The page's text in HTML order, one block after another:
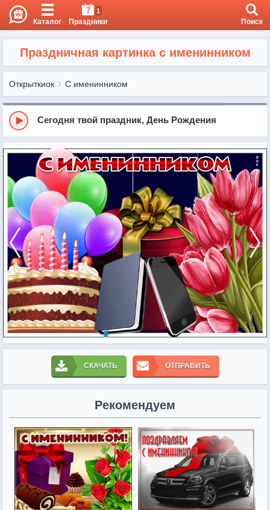
Каталог
7 1
Праздники Поиск
Праздничная картинка с именинником
Открыткиок С именинником
Сегодня твой праздник, День Рождения
СКАЧАТЬ ОТПРАВИТЬ
Рекомендуем